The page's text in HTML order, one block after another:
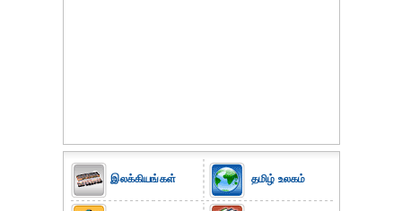
இலக்கியங்கள் தமிழ் உலகம்